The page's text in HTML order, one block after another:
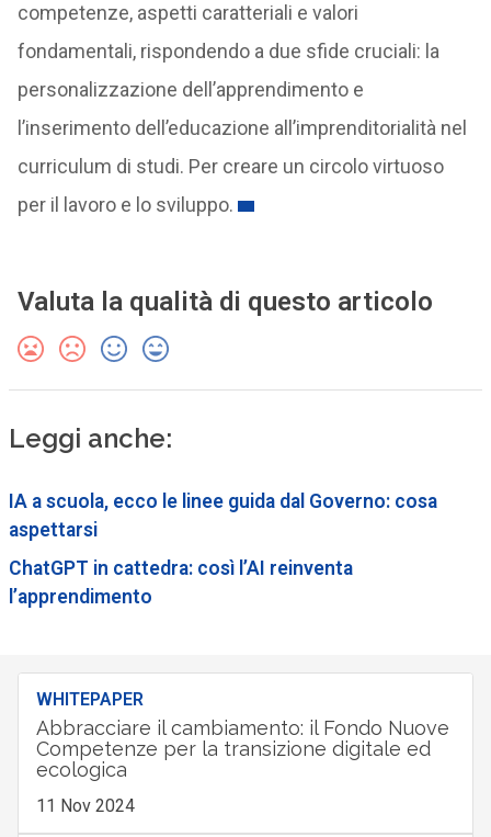
competenze, aspetti caratteriali e valori
fondamentali, rispondendo a due sfide cruciali: la
personalizzazione dell’apprendimento e
l’inserimento dell’educazione all’imprenditorialità nel
curriculum di studi. Per creare un circolo virtuoso
per il lavoro e lo sviluppo.
Valuta la qualità di questo articolo
Leggi anche:
IA a scuola, ecco le linee guida dal Governo: cosa
aspettarsi
ChatGPT in cattedra: così l’AI reinventa
l’apprendimento
WHITEPAPER
Abbracciare il cambiamento: il Fondo Nuove
Competenze per la transizione digitale ed
ecologica
11 Nov 2024